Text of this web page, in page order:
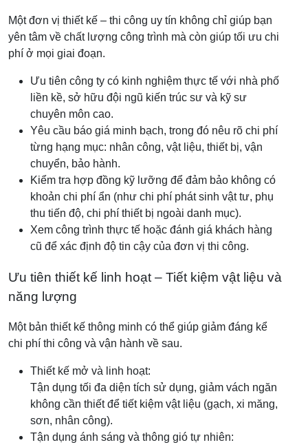
Một đơn vị thiết kế – thi công uy tín không chỉ giúp bạn
yên tâm về chất lượng công trình mà còn giúp tối ưu chi
phí ở mọi giai đoạn.
Ưu tiên công ty có kinh nghiệm thực tế với nhà phố
liền kề, sở hữu đội ngũ kiến trúc sư và kỹ sư
chuyên môn cao.
Yêu cầu báo giá minh bạch, trong đó nêu rõ chi phí
từng hạng mục: nhân công, vật liệu, thiết bị, vận
chuyển, bảo hành.
Kiểm tra hợp đồng kỹ lưỡng để đảm bảo không có
khoản chi phí ẩn (như chi phí phát sinh vật tư, phụ
thu tiến độ, chi phí thiết bị ngoài danh mục).
Xem công trình thực tế hoặc đánh giá khách hàng
cũ để xác định độ tin cậy của đơn vị thi công.
Ưu tiên thiết kế linh hoạt – Tiết kiệm vật liệu và
năng lượng
Một bản thiết kế thông minh có thể giúp giảm đáng kể
chi phí thi công và vận hành về sau.
Thiết kế mở và linh hoạt:
Tận dụng tối đa diện tích sử dụng, giảm vách ngăn
không cần thiết để tiết kiệm vật liệu (gạch, xi măng,
sơn, nhân công).
Tận dụng ánh sáng và thông gió tự nhiên: